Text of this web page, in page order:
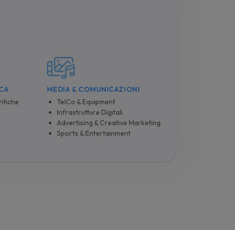
MEDIA & COMUNICAZIONI
TelCo & Equipment
Infrastrutture Digitali
Advertising & Creative Marketing
Sports & Entertainment